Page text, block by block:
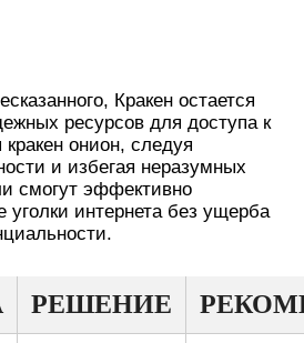
Кракен остается
ресурсов для доступа к
кракен онион, следуя
и избегая неразумных
смогут эффективно
уголки интернета без ущерба
РЕШЕНИЕ